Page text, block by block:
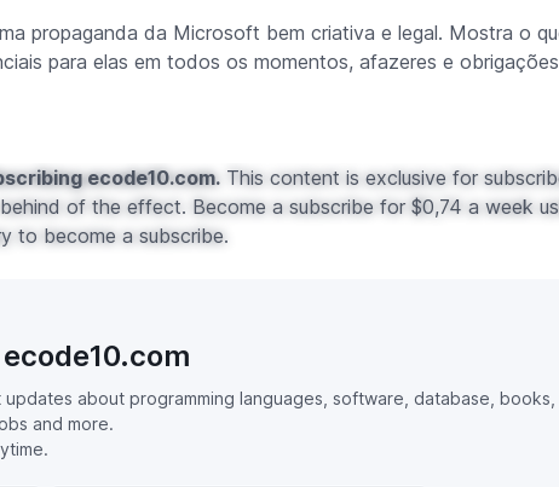
propaganda da Microsoft bem criativa e legal. Mostra o
para elas em todos os momentos, afazeres e
ecode10.com.This content is exclusive for
of the effect. Become a subscribe for $0,74 a week
to become a subscribe.
about programming languages, software, database, books,
and more.